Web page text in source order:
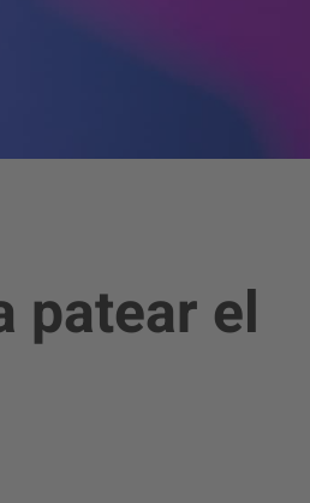
patear el